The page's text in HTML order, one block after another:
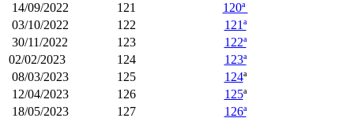
14/09/2022
121
120ª
03/10/2022
122
121ª
30/11/2022
123
122ª
02/02/2023
124
123ª
08/03/2023
125 124ª
12/04/2023
126 125ª
18/05/2023
127
126ª